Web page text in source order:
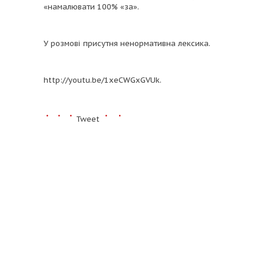
«намалювати 100% «за».
У розмові присутня ненормативна лексика.
http://youtu.be/1xeCWGxGVUk.
Tweet